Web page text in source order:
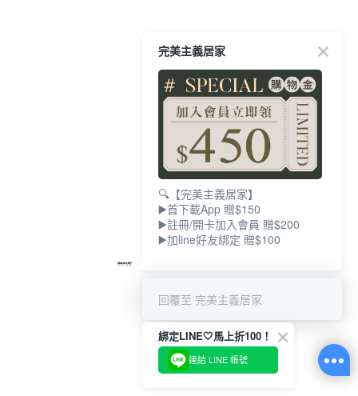
完美主義居家
🔍【完美主義居家】
▶️首下載App 贈$150
▶️註冊/開卡加入會員 贈$200
▶️加line好友綁定 贈$100
回覆至 完美主義居家
綁定LINE🤍馬上折100！
連結 LINE 帳號